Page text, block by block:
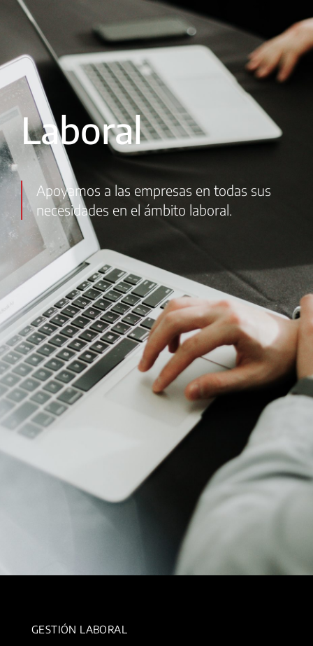
Laboral
Apoyamos a las empresas en todas sus
necesidades en el ámbito laboral.
GESTIÓN LABORAL